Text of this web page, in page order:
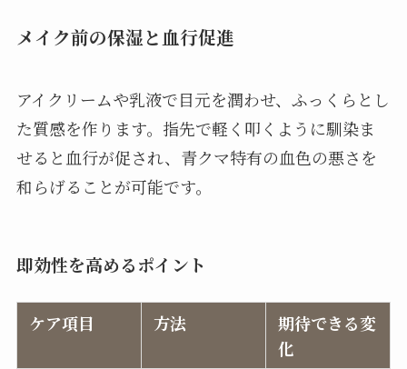
メイク前の保湿と血行促進
アイクリームや乳液で目元を潤わせ、ふっくらとし
た質感を作ります。指先で軽く叩くように馴染ま
せると血行が促され、青クマ特有の血色の悪さを
和らげることが可能です。
即効性を高めるポイント
ケア項目 方法
期待できる変
化